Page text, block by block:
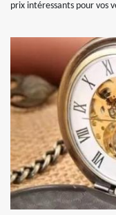
prix intéressants pour vos